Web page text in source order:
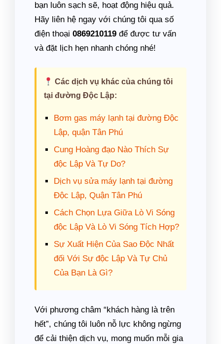
bạn luôn sạch sẽ, hoạt động hiệu quả.
Hãy liên hệ ngay với chúng tôi qua số
điện thoại 0869210119 để được tư vấn
và đặt lịch hẹn nhanh chóng nhé!
Các dịch vụ khác của chúng tôi
tại đường Độc Lập:
Bơm gas máy lạnh tại đường Độc
Lập, quận Tân Phú
Cung Hoàng đạo Nào Thích Sự
độc Lập Và Tự Do?
Dịch vụ sửa máy lạnh tại đường
Độc Lập, Quận Tân Phú
Cách Chọn Lựa Giữa Lò Vi Sóng
độc Lập Và Lò Vi Sóng Tích Hợp?
Sự Xuất Hiện Của Sao Độc Nhất
đối Với Sự độc Lập Và Tự Chủ
Của Bạn Là Gì?
Với phương châm “khách hàng là trên
hết”, chúng tôi luôn nỗ lực không ngừng
để cải thiện dịch vụ, mong muốn mỗi gia